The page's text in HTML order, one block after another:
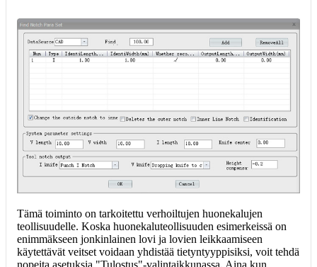
Tämä toiminto on tarkoitettu verhoiltujen huonekalujen
teollisuudelle. Koska huonekaluteollisuuden esimerkeissä on
enimmäkseen jonkinlainen lovi ja lovien leikkaamiseen
käytettävät veitset voidaan yhdistää tietyntyyppisiksi, voit tehdä
nopeita asetuksia "Tulostus"-valintaikkunassa. Aina kun